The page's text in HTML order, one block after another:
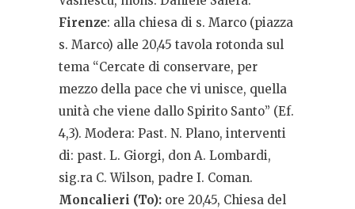
Firenze: alla chiesa di s. Marco (piazza
s. Marco) alle 20,45 tavola rotonda sul
tema “Cercate di conservare, per
mezzo della pace che vi unisce, quella
unità che viene dallo Spirito Santo” (Ef.
4,3). Modera: Past. N. Plano, interventi
di: past. L. Giorgi, don A. Lombardi,
sig.ra C. Wilson, padre I. Coman.
Moncalieri (To): ore 20,45, Chiesa del